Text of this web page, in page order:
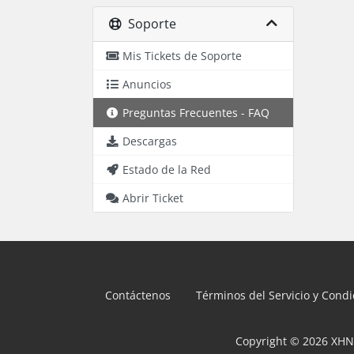
Soporte
Mis Tickets de Soporte
Anuncios
Preguntas Frecuentes - FAQ
Descargas
Estado de la Red
Abrir Ticket
Contáctenos Términos del Servicio y
Copyright © 2026